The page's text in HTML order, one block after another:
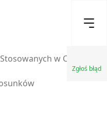
Zgłoś błąd
w Chełmie